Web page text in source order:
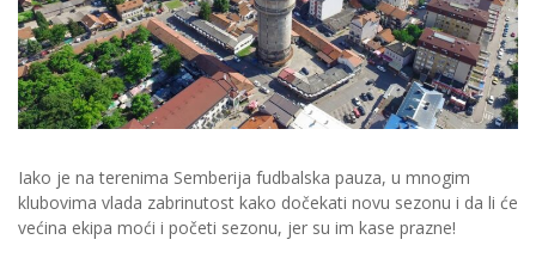
Iako je na terenima Semberija fudbalska pauza, u mnogim
klubovima vlada zabrinutost kako dočekati novu sezonu i da li će
većina ekipa moći i početi sezonu, jer su im kase prazne!